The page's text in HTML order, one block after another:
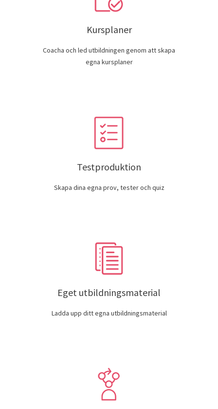
Kursplaner
Coacha och led utbildningen genom att skapa
egna kursplaner
Testproduktion
Skapa dina egna prov, tester och quiz
Eget utbildningsmaterial
Ladda upp ditt egna utbildningsmaterial